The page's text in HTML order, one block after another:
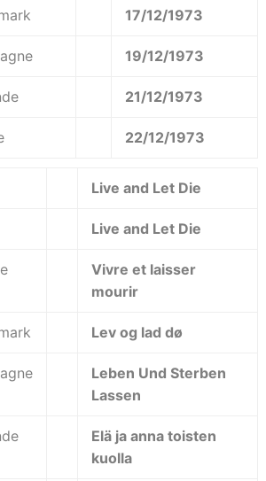
17/12/1973
19/12/1973
21/12/1973
22/12/1973
Live and Let Die
Live and Let Die
Vivre et laisser
mourir
Lev og lad dø
Leben Und Sterben
Lassen
Elä ja anna toisten
kuolla